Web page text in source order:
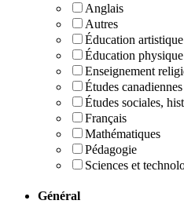
Anglais
Autres
Éducation artistique
Éducation
Enseignement
Études
Études sociales,
Français
Mathématiques
Pédagogie
Sciences et
Général